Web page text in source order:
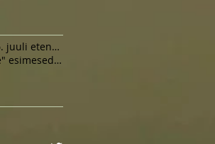
"asenaise" trupp 26. juuli etenduse järel
lavastuse "asenaine" esimesed proovid